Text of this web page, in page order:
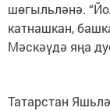
шөгыльләнә.
катнашкан,
Мәскәүдә яңа
Татарстан